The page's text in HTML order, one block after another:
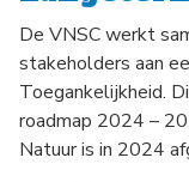
De VNSC werkt
stakeholders aan
Toegankelijkheid.
roadmap 2024 –
Natuur is in 2024